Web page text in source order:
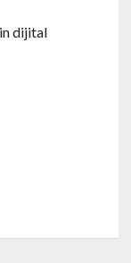
dijital